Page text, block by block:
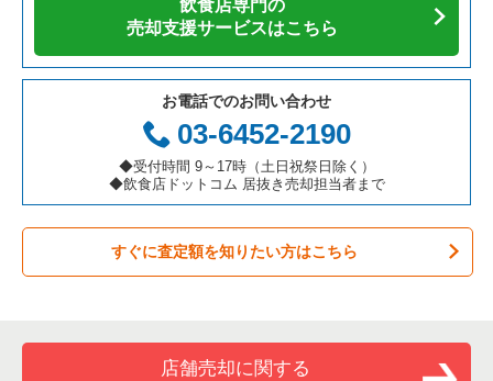
カフェの居抜き売却物件の案件一覧
テイクアウトの居抜き売却物件の案件一覧
お弁当・惣菜・デリの居抜き売却物件の案件一覧
カラオケ・パブ・スナックの居抜き売却物件の案件一覧
バーの居抜き売却物件の案件一覧
居酒屋・ダイニングバーの居抜き売却物件の案件一覧
愛知県の飲食店の居抜き売却物件の案件一覧
岐阜県の飲食店の居抜き売却物件の案件一覧
三重県の飲食店の居抜き売却物件の案件一覧
横浜市南区の飲食店の居抜き売却物件の案件一覧
横浜市港北区の飲食店の居抜き売却物件の案件一覧
横浜市神奈川区の飲食店の居抜き売却物件の案件一覧
横浜市都筑区の飲食店の居抜き売却物件の案件一覧
横浜市西区の飲食店の居抜き売却物件の案件一覧
川崎市宮前区の飲食店の居抜き売却物件の案件一覧
神奈川県の焼肉の居抜き売却物件の案件一覧
神奈川県の鉄板焼き・お好み焼の居抜き売却物件の案件一覧
神奈川県のアジア料理の居抜き売却物件の案件一覧
神奈川県のカフェの居抜き売却物件の案件一覧
神奈川県のテイクアウトの居抜き売却物件の案件一覧
神奈川県のお弁当・惣菜・デリの居抜き売却物件の案件一覧
神奈川県のバーの居抜き売却物件の案件一覧
藤沢市のアジア料理の居抜き売却物件の案件一覧
藤沢市のカフェの居抜き売却物件の案件一覧
藤沢市のテイクアウトの居抜き売却物件の案件一覧
藤沢市のカラオケ・パブ・スナックの居抜き売却物件の案件一
藤沢市のバーの居抜き売却物件の案件一覧
藤沢市の居酒屋・ダイニングバーの居抜き売却物件の案件一覧
藤沢市のその他の居抜き売却物件の案件一覧
飲食店専門の
売却支援サービスはこちら
お電話でのお問い合わせ
03-6452-2190
◆受付時間 9～17時（土日祝祭日除く）
◆飲食店ドットコム 居抜き売却担当者まで
すぐに査定額を知りたい方はこちら
店舗売却に関する